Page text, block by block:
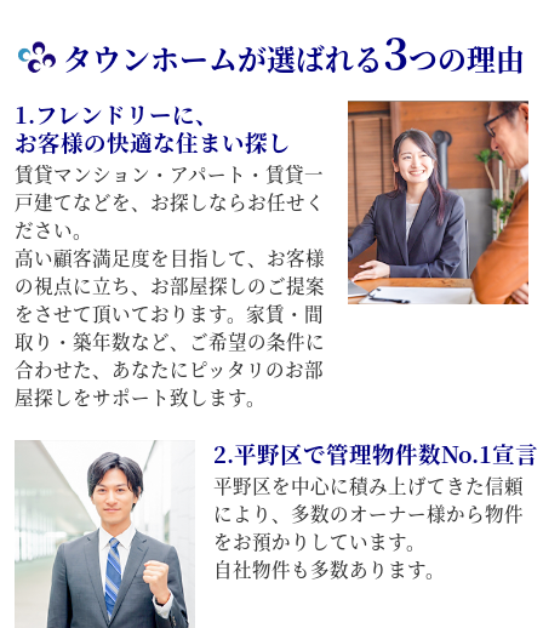
タウンホームが選ばれる3つの理由
1.フレンドリーに、
お客様の快適な住まい探し
賃貸マンション・アパート・賃貸一
戸建てなどを、お探しならお任せく
ださい。
高い顧客満足度を目指して、お客様
の視点に立ち、お部屋探しのご提案
をさせて頂いております。家賃・間
取り・築年数など、ご希望の条件に
合わせた、あなたにピッタリのお部
屋探しをサポート致します。
2.平野区で管理物件数No.1宣言
平野区を中心に積み上げてきた信頼
により、多数のオーナー様から物件
をお預かりしています。
自社物件も多数あります。